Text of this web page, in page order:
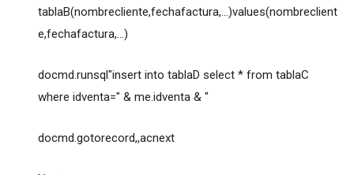
tablaB(nombrecliente,fechafactura,...)values(nombreclient
e,fechafactura,...)
docmd.runsql"insert into tablaD select * from tablaC
where idventa=" & me.idventa & "
docmd.gotorecord,,acnext